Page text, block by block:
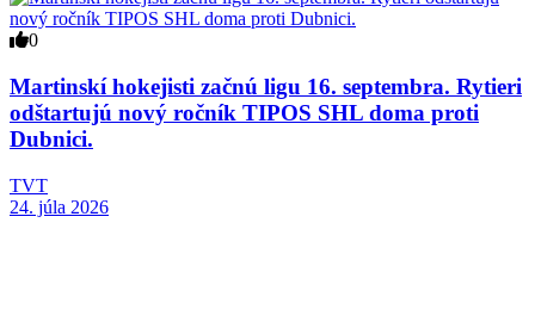
0
Martinskí hokejisti začnú ligu 16. septembra. Rytieri
odštartujú nový ročník TIPOS SHL doma proti
Dubnici.
TVT
24. júla 2026